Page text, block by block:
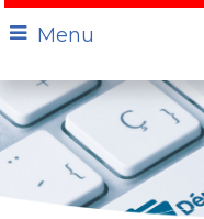
Menu